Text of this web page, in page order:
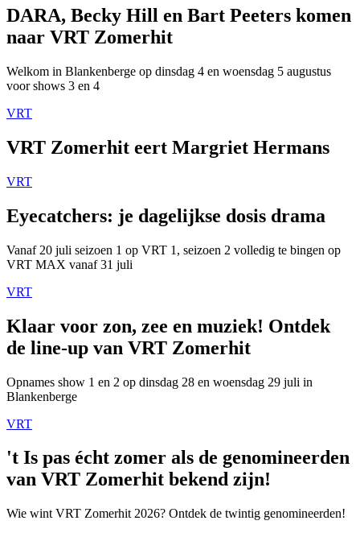
DARA, Becky Hill en Bart Peeters komen
naar VRT Zomerhit
Welkom in Blankenberge op dinsdag 4 en woensdag 5 augustus
voor shows 3 en 4
VRT
VRT Zomerhit eert Margriet Hermans
VRT
Eyecatchers: je dagelijkse dosis drama
Vanaf 20 juli seizoen 1 op VRT 1, seizoen 2 volledig te bingen op
VRT MAX vanaf 31 juli
VRT
Klaar voor zon, zee en muziek! Ontdek
de line-up van VRT Zomerhit
Opnames show 1 en 2 op dinsdag 28 en woensdag 29 juli in
Blankenberge
VRT
't Is pas écht zomer als de genomineerden
van VRT Zomerhit bekend zijn!
Wie wint VRT Zomerhit 2026? Ontdek de twintig genomineerden!